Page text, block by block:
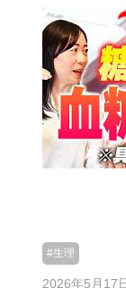
#生理
2026年5月17